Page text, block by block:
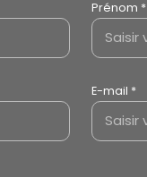
Prénom *
E-mail *